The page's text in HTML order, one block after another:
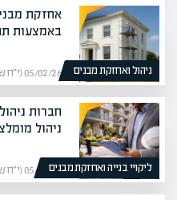
ניהול ואחזקת מבנים
אחזקת
באמצעות
05/02/26 (י״ח שבט תשפ״ו) | מערכת אפיק
ליקויי בנייה ואחזקת מבנים
חברות
ניהול
05/02/26 (י״ח שבט תשפ״ו) | מערכת אפיק